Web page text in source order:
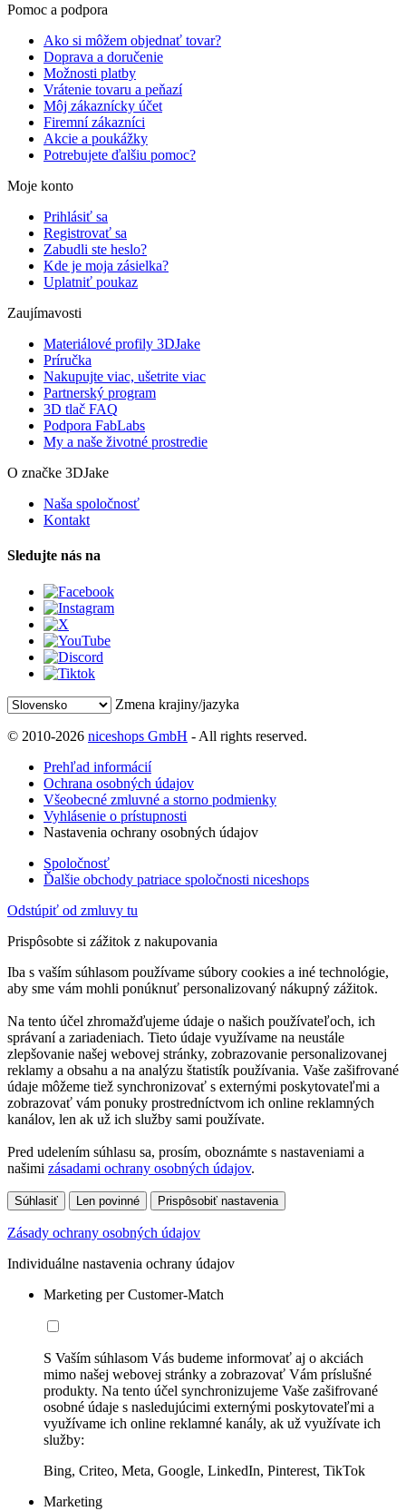
Pomoc a podpora
Ako si môžem objednať tovar?
Doprava a doručenie
Možnosti platby
Vrátenie tovaru a peňazí
Môj zákaznícky účet
Firemní zákazníci
Akcie a poukážky
Potrebujete ďalšiu pomoc?
Moje konto
Prihlásiť sa
Registrovať sa
Zabudli ste heslo?
Kde je moja zásielka?
Uplatniť poukaz
Zaujímavosti
Materiálové profily 3DJake
Príručka
Nakupujte viac, ušetrite viac
Partnerský program
3D tlač FAQ
Podpora FabLabs
My a naše životné prostredie
O značke 3DJake
Naša spoločnosť
Kontakt
Sledujte nás na
Zmena krajiny/jazyka
© 2010-2026 niceshops GmbH - All rights reserved.
Prehľad informácií
Ochrana osobných údajov
Všeobecné zmluvné a storno podmienky
Vyhlásenie o prístupnosti
Nastavenia ochrany osobných údajov
Spoločnosť
Ďalšie obchody patriace spoločnosti niceshops
Odstúpiť od zmluvy tu
Prispôsobte si zážitok z nakupovania
Iba s vaším súhlasom používame súbory cookies a iné technológie,
aby sme vám mohli ponúknuť personalizovaný nákupný zážitok.
Na tento účel zhromažďujeme údaje o našich používateľoch, ich
správaní a zariadeniach. Tieto údaje využívame na neustále
zlepšovanie našej webovej stránky, zobrazovanie personalizovanej
reklamy a obsahu a na analýzu štatistík používania. Vaše zašifrované
údaje môžeme tiež synchronizovať s externými poskytovateľmi a
zobrazovať vám ponuky prostredníctvom ich online reklamných
kanálov, len ak už ich služby sami používate.
Pred udelením súhlasu sa, prosím, oboznámte s nastaveniami a
našimi zásadami ochrany osobných údajov.
Súhlasiť Len povinné Prispôsobiť nastavenia
Zásady ochrany osobných údajov
Individuálne nastavenia ochrany údajov
Marketing per Customer-Match
S Vaším súhlasom Vás budeme informovať aj o akciách
mimo našej webovej stránky a zobrazovať Vám príslušné
produkty. Na tento účel synchronizujeme Vaše zašifrované
osobné údaje s nasledujúcimi externými poskytovateľmi a
využívame ich online reklamné kanály, ak už využívate ich
služby:
Bing, Criteo, Meta, Google, LinkedIn, Pinterest, TikTok
Marketing